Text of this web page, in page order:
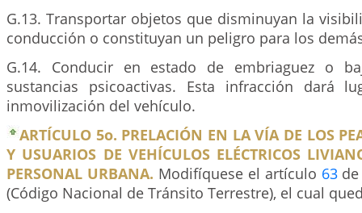
G.13. Transportar objetos que disminuyan la
conducción o constituyan un peligro para los
G.14. Conducir en estado de embriaguez o
sustancias psicoactivas. Esta infracción dará
inmovilización del vehículo.
ARTÍCULO 5o. PRELACIÓN EN LA VÍA DE LOS
Y USUARIOS DE VEHÍCULOS ELÉCTRICOS
PERSONAL URBANA. Modifíquese el artículo 63de
(Código Nacional de Tránsito Terrestre), el cual